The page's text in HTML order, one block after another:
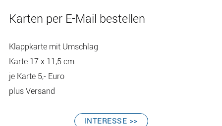
Karten per E-Mail bestellen
Klappkarte mit Umschlag
Karte 17 x 11,5 cm
je Karte 5,- Euro
plus Versand
INTERESSE >>ÖFFNET